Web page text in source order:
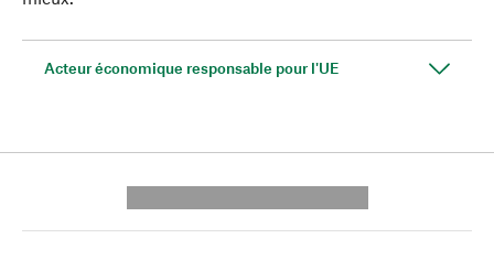
Acteur économique responsable pour l'UE